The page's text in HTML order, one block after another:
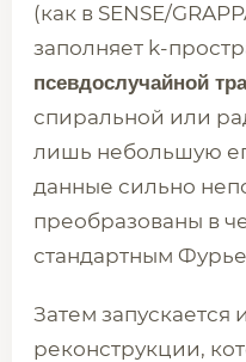
(как в SENSE/
заполняет k-
псевдослучайной
спиральной или
лишь небольшую
данные сильно
преобразованы в
стандартным
Затем запускается
реконструкции,